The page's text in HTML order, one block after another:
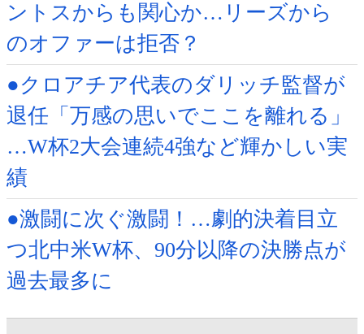
ントスからも関心か…リーズから
のオファーは拒否？
●クロアチア代表のダリッチ監督が
退任「万感の思いでここを離れる」
…W杯2大会連続4強など輝かしい実
績
●激闘に次ぐ激闘！…劇的決着目立
つ北中米W杯、90分以降の決勝点が
過去最多に